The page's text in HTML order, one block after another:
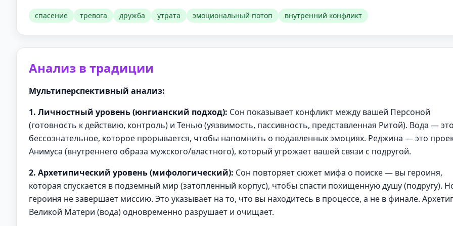
спасение тревога дружба утрата эмоциональный потоп внутренний конфликт
Анализ в традиции
Мультиперспективный анализ:
1. Личностный уровень (юнгианский подход): Сон показывает конфликт между вашей Персоной
(готовность к действию, контроль) и Тенью (уязвимость, пассивность, представленная Ритой). Вода — это
бессознательное, которое прорывается, чтобы напомнить о подавленных эмоциях. Реджина — это
Анимуса (внутреннего образа мужского/властного), который угрожает вашей связи с подругой.
2. Архетипический уровень (мифологический): Сон повторяет сюжет мифа о поиске — вы героиня,
которая спускается в подземный мир (затопленный корпус), чтобы спасти похищенную душу (подругу).
героиня не завершает миссию. Это указывает на то, что вы находитесь в процессе, а не в финале.
Великой Матери (вода) одновременно разрушает и очищает.